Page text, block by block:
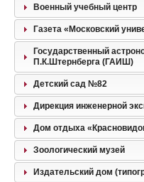
Военный учебный центр
Газета «Московский
Государственный
П.К.Штернберга (ГАИШ)
Детский сад №82
Дирекция инженерной
Дом отдыха
Зоологический музей
Издательский дом